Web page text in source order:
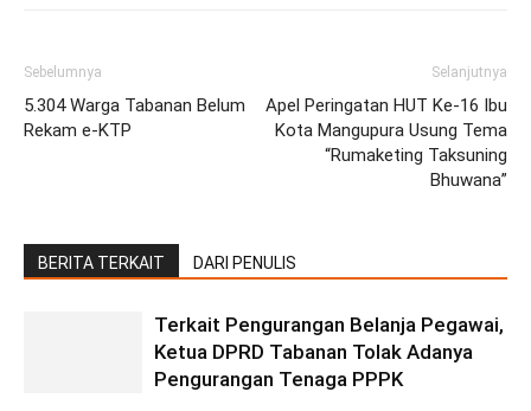
Sebelumnya
5.304 Warga Tabanan Belum
Rekam e-KTP
Selanjutnya
Apel Peringatan HUT Ke-16 Ibu
Kota Mangupura Usung Tema
“Rumaketing Taksuning
Bhuwana”
BERITA TERKAIT DARI PENULIS
Terkait Pengurangan Belanja Pegawai,
Ketua DPRD Tabanan Tolak Adanya
Pengurangan Tenaga PPPK